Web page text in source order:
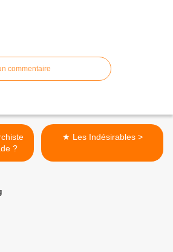
commentaire
?
★ Les Indésirables >